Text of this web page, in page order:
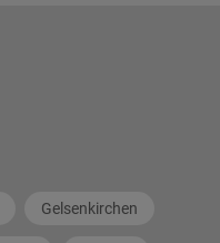
Gelsenkirchen